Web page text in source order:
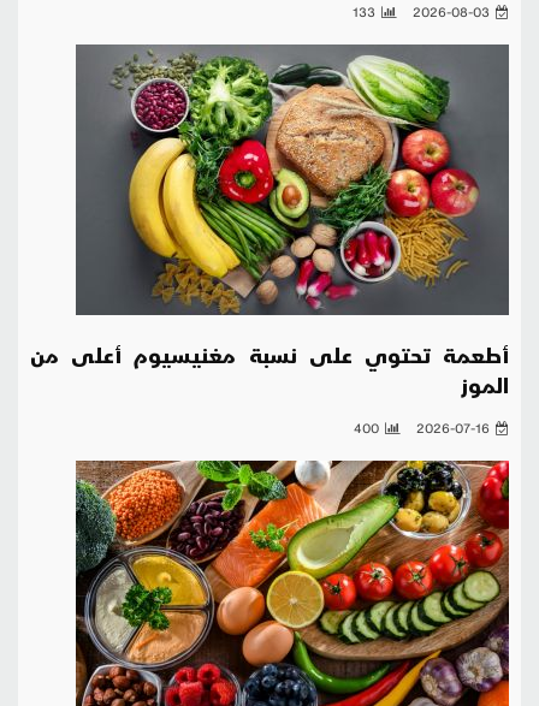
2026-08-03
133
أطعمة تحتوي على نسبة مغنيسيوم أعلى من
الموز
2026-07-16
400